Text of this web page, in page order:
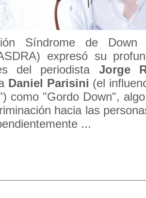
Síndrome de
expresó su
del periodista Jorge
Daniel Parisini (el
como "Gordo Down",
hacia las
...